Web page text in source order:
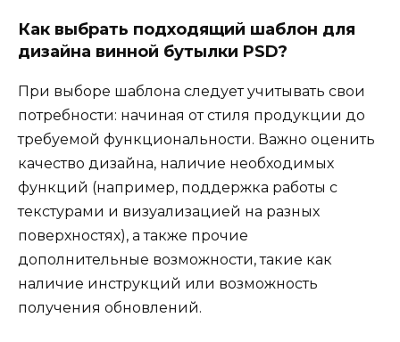
Как выбрать подходящий шаблон для
дизайна винной бутылки PSD?
При выборе шаблона следует учитывать свои
потребности: начиная от стиля продукции до
требуемой функциональности. Важно оценить
качество дизайна, наличие необходимых
функций (например, поддержка работы с
текстурами и визуализацией на разных
поверхностях), а также прочие
дополнительные возможности, такие как
наличие инструкций или возможность
получения обновлений.